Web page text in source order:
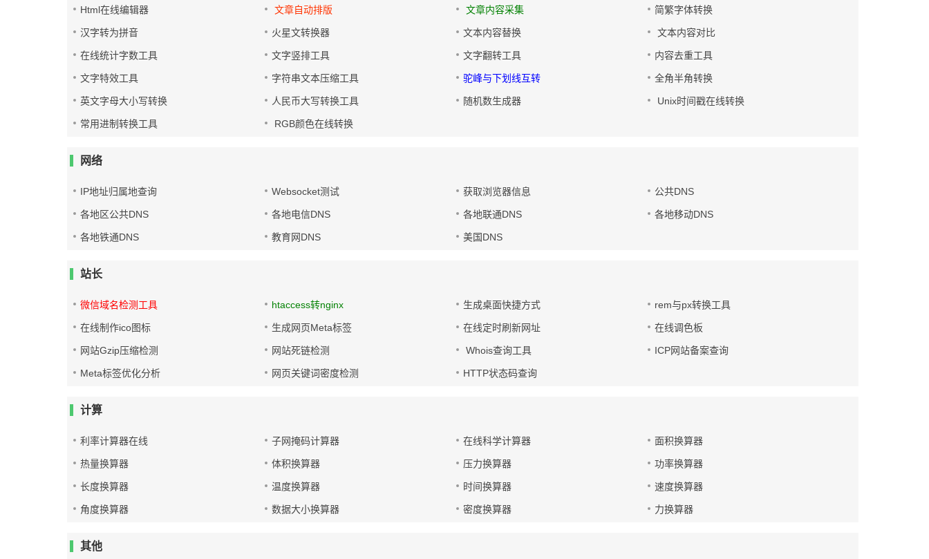
Html在线编辑器 文章自动排版 文章内容采集 简繁字体转换
汉字转为拼音 火星文转换器 文本内容替换 文本内容对比
在线统计字数工具 文字竖排工具 文字翻转工具 内容去重工具
文字特效工具 字符串文本压缩工具 驼峰与下划线互转 全角半角转换
英文字母大小写转换 人民币大写转换工具 随机数生成器 Unix时间戳在线转换
常用进制转换工具 RGB颜色在线转换
网络
IP地址归属地查询 Websocket测试 获取浏览器信息 公共DNS
各地区公共DNS 各地电信DNS 各地联通DNS 各地移动DNS
各地铁通DNS 教育网DNS 美国DNS
站长
微信域名检测工具 htaccess转nginx 生成桌面快捷方式 rem与px转换工具
在线制作ico图标 生成网页Meta标签 在线定时刷新网址 在线调色板
网站Gzip压缩检测 网站死链检测 Whois查询工具 ICP网站备案查询
Meta标签优化分析 网页关键词密度检测 HTTP状态码查询
计算
利率计算器在线 子网掩码计算器 在线科学计算器 面积换算器
热量换算器 体积换算器 压力换算器 功率换算器
长度换算器 温度换算器 时间换算器 速度换算器
角度换算器 数据大小换算器 密度换算器 力换算器
其他